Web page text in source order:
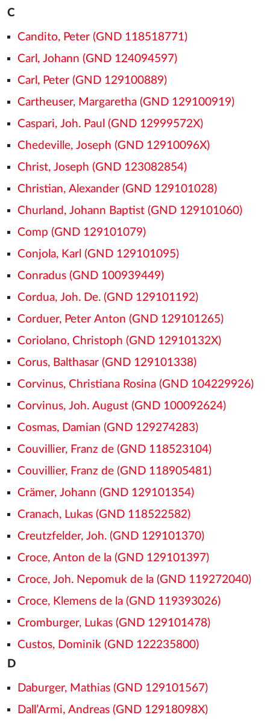
C
Candito, Peter (GND 118518771)
Carl, Johann (GND 124094597)
Carl, Peter (GND 129100889)
Cartheuser, Margaretha (GND 129100919)
Caspari, Joh. Paul (GND 12999572X)
Chedeville, Joseph (GND 12910096X)
Christ, Joseph (GND 123082854)
Christian, Alexander (GND 129101028)
Churland, Johann Baptist (GND 129101060)
Comp (GND 129101079)
Conjola, Karl (GND 129101095)
Conradus (GND 100939449)
Cordua, Joh. De. (GND 129101192)
Corduer, Peter Anton (GND 129101265)
Coriolano, Christoph (GND 12910132X)
Corus, Balthasar (GND 129101338)
Corvinus, Christiana Rosina (GND 104229926)
Corvinus, Joh. August (GND 100092624)
Cosmas, Damian (GND 129274283)
Couvillier, Franz de (GND 118523104)
Couvillier, Franz de (GND 118905481)
Crämer, Johann (GND 129101354)
Cranach, Lukas (GND 118522582)
Creutzfelder, Joh. (GND 129101370)
Croce, Anton de la (GND 129101397)
Croce, Joh. Nepomuk de la (GND 119272040)
Croce, Klemens de la (GND 119393026)
Cromburger, Lukas (GND 129101478)
Custos, Dominik (GND 122235800)
D
Daburger, Mathias (GND 129101567)
Dall’Armi, Andreas (GND 12918098X)